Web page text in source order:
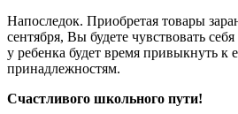
Напоследок. Приобретая товары
сентября, Вы будете чувствовать
у ребенка будет время привыкнуть к
принадлежностям.
Счастливого школьного пути!